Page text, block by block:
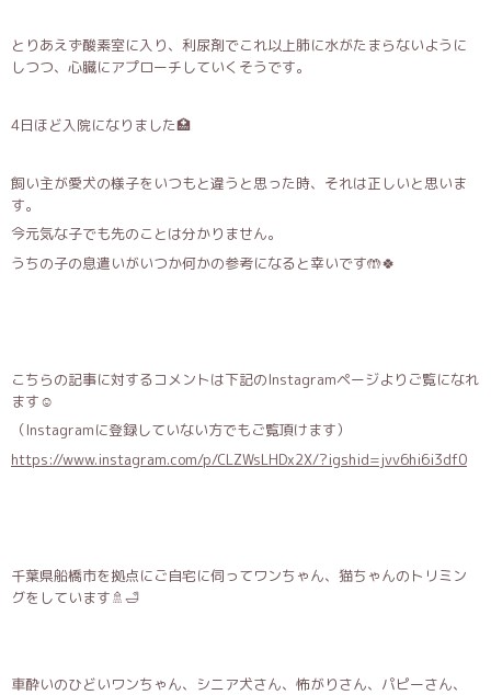
とりあえず酸素室に入り、利尿剤でこれ以上肺に水がたまらないように
しつつ、心臓にアプローチしていくそうです。
4日ほど入院になりました🏥
飼い主が愛犬の様子をいつもと違うと思った時、それは正しいと思いま
す。
今元気な子でも先のことは分かりません。
うちの子の息遣いがいつか何かの参考になると幸いです🤲🍀
こちらの記事に対するコメントは下記のInstagramページよりご覧になれ
ます︎☺︎
（Instagramに登録していない方でもご覧頂けます）
https://www.instagram.com/p/CLZWsLHDx2X/?igshid=jvv6hi6i3df0
千葉県船橋市を拠点にご自宅に伺ってワンちゃん、猫ちゃんのトリミン
グをしています🚿🛁
車酔いのひどいワンちゃん、シニア犬さん、怖がりさん、パピーさん、